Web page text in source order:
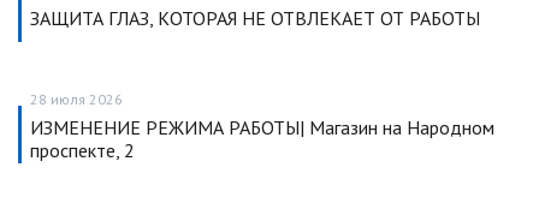
ЗАЩИТА ГЛАЗ, КОТОРАЯ НЕ ОТВЛЕКАЕТ ОТ РАБОТЫ
28 июля 2026
ИЗМЕНЕНИЕ РЕЖИМА РАБОТЫ| Магазин на Народном
проспекте, 2